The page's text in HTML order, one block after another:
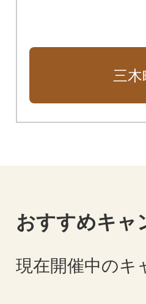
三
おすすめキャ
現在開催中のキ